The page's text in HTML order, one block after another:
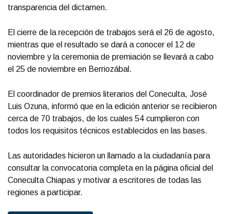
transparencia del dictamen.
El cierre de la recepción de trabajos será el 26 de agosto,
mientras que el resultado se dará a conocer el 12 de
noviembre y la ceremonia de premiación se llevará a cabo
el 25 de noviembre en Berriozábal.
El coordinador de premios literarios del Coneculta, José
Luis Ozuna, informó que en la edición anterior se recibieron
cerca de 70 trabajos, de los cuales 54 cumplieron con
todos los requisitos técnicos establecidos en las bases.
Las autoridades hicieron un llamado a la ciudadanía para
consultar la convocatoria completa en la página oficial del
Coneculta Chiapas y motivar a escritores de todas las
regiones a participar.